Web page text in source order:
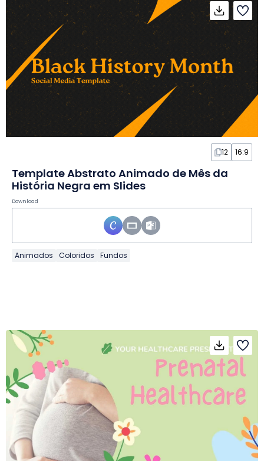
12 16:9
Template Abstrato Animado de Mês da
História Negra em Slides
Download
Animados Coloridos Fundos